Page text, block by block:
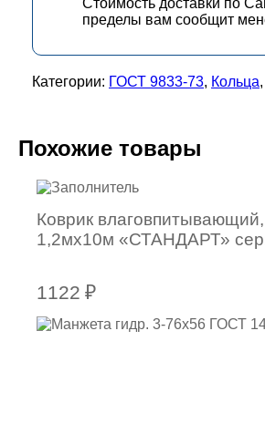
Стоимость доставки по
пределы вам сообщит
Категории: ГОСТ 9833-73, Кольца,
Похожие товары
Коврик
1,2мх10м «СТАНДАРТ»
1122 ₽